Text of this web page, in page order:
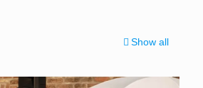
Show all